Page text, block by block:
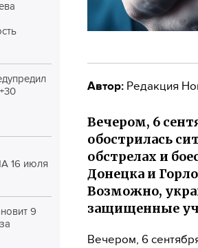
16 июля
9
Автор: Редакция
Вечером, 6
обострилась
обстрелах и
Донецка и
Возможно,
защищенные
Вечером, 6